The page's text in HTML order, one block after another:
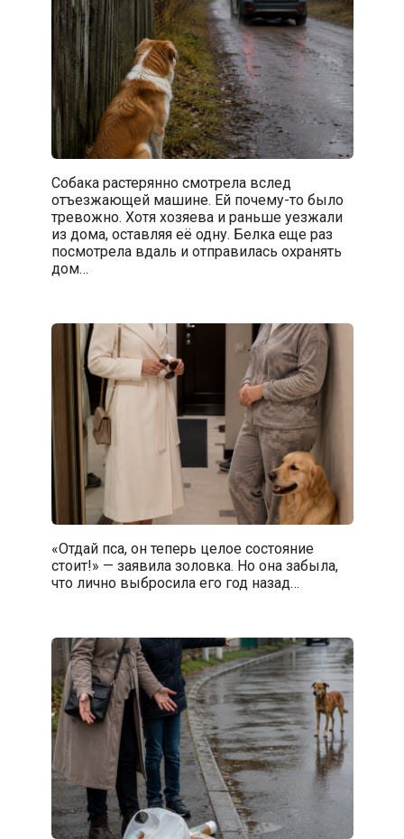
Собака растерянно смотрела вслед
отъезжающей машине. Ей почему-то было
тревожно. Хотя хозяева и раньше уезжали
из дома, оставляя её одну. Белка еще раз
посмотрела вдаль и отправилась охранять
дом…
«Отдай пса, он теперь целое состояние
стоит!» — заявила золовка. Но она забыла,
что лично выбросила его год назад…